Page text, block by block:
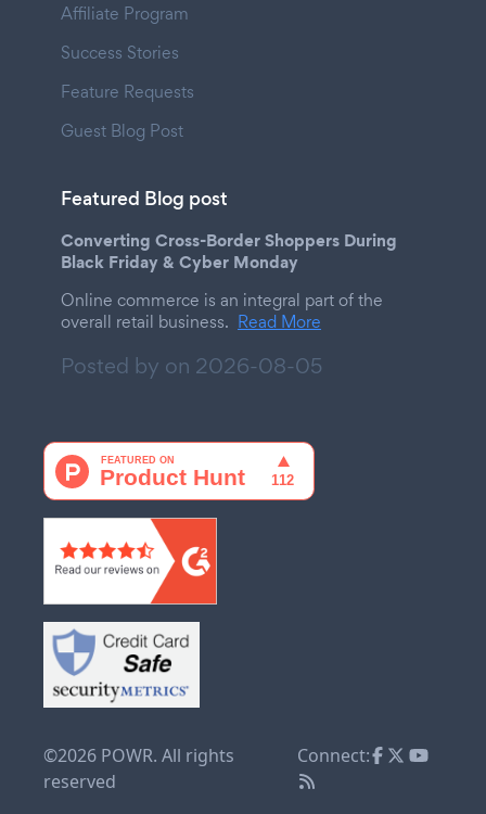
Affiliate Program
Success Stories
Feature Requests
Guest Blog Post
Featured Blog post
Converting Cross-Border Shoppers During
Black Friday & Cyber Monday
Online commerce is an integral part of the
overall retail business. Read More
Posted by on 2026-08-05
©2026 POWR. All rights
reserved
Connect: